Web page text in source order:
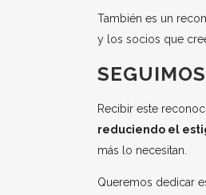
También es un
y los socios que
Recibir este
reduciendo el
más lo necesitan.
Queremos dedicar